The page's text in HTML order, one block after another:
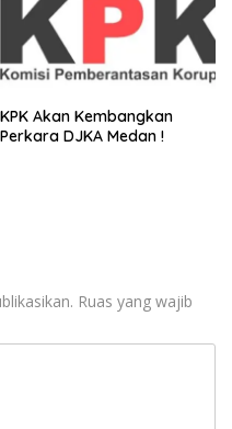
KPK Akan Kembangkan
Perkara DJKA Medan !
Ruas yang wajib